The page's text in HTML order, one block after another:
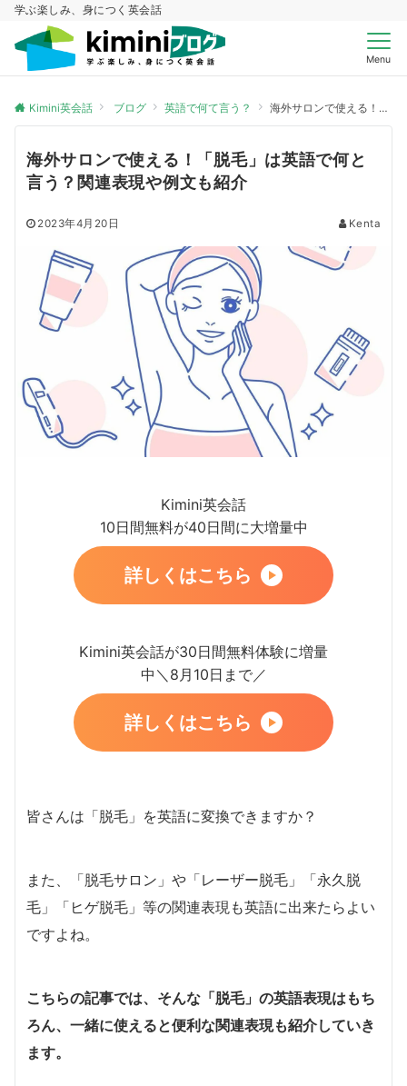
学ぶ楽しみ、身につく英会話
Menu
Kimini英会話 ブログ 英語で何て言う？ 海外サロンで使える！「脱毛」は英語で何と言う？関連表現や例文も紹介
海外サロンで使える！「脱毛」は英語で何と
言う？関連表現や例文も紹介
2023年4月20日 Kenta
Kimini英会話
10日間無料が40日間に大増量中
詳しくはこちら
Kimini英会話が30日間無料体験に増量
中＼8月10日まで／
詳しくはこちら
皆さんは「脱毛」を英語に変換できますか？
また、「脱毛サロン」や「レーザー脱毛」「永久脱
毛」「ヒゲ脱毛」等の関連表現も英語に出来たらよい
ですよね。
こちらの記事では、そんな「脱毛」の英語表現はもち
ろん、一緒に使えると便利な関連表現も紹介していき
ます。